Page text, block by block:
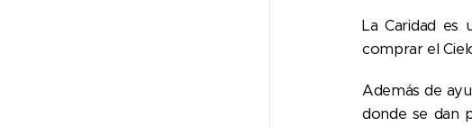
La Caridad es
comprar el
Además de
donde se dan